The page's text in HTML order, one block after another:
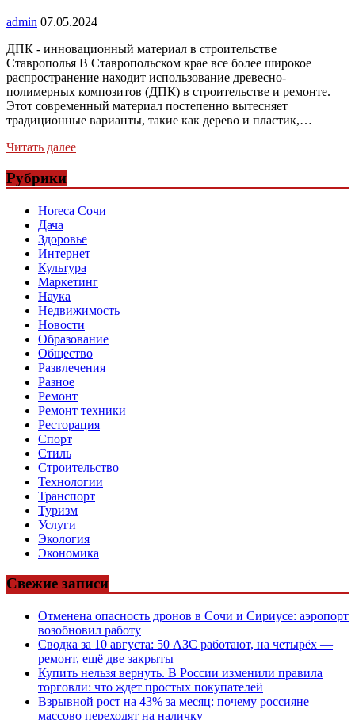
admin 07.05.2024
ДПК - инновационный материал в строительстве
Ставрополья В Ставропольском крае все более широкое
распространение находит использование древесно-
полимерных композитов (ДПК) в строительстве и ремонте.
Этот современный материал постепенно вытесняет
традиционные варианты, такие как дерево и пластик,…
Читать далее
Рубрики
Horeca Сочи
Дача
Здоровье
Интернет
Культура
Маркетинг
Наука
Недвижимость
Новости
Образование
Общество
Развлечения
Разное
Ремонт
Ремонт техники
Ресторация
Спорт
Стиль
Строительство
Технологии
Транспорт
Туризм
Услуги
Экология
Экономика
Свежие записи
Отменена опасность дронов в Сочи и Сириусе: аэропорт
возобновил работу
Сводка за 10 августа: 50 АЗС работают, на четырёх —
ремонт, ещё две закрыты
Купить нельзя вернуть. В России изменили правила
торговли: что ждет простых покупателей
Взрывной рост на 43% за месяц: почему россияне
массово переходят на наличку